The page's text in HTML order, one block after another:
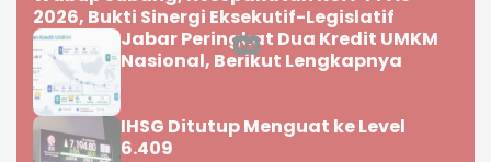
2026, Bukti Sinergi Eksekutif-Legislatif
Jabar Peringkat Dua Kredit UMKM
Nasional, Berikut Lengkapnya
IHSG Ditutup Menguat ke Level
6.409